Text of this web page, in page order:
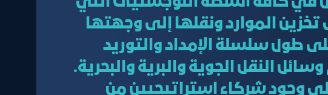
الموارد ونقلها إلى وجهتها
طول سلسلة الإمداد والتوريد
النقل الجوية والبرية والبحرية.
وجود شركاء استراتيجيين من